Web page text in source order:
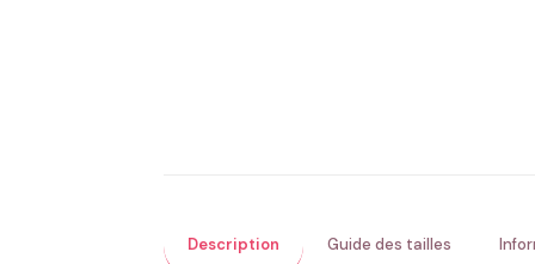
Description Guide des tailles